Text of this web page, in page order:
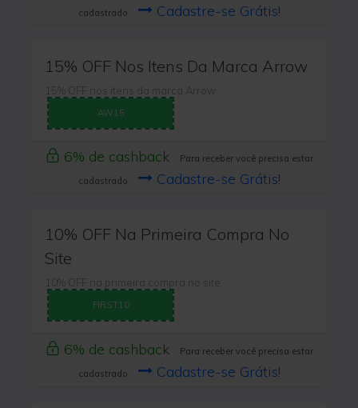
cadastrado
Cadastre-se Grátis!
15% OFF Nos Itens Da Marca Arrow
15% OFF nos itens da marca Arrow
AW15
6% de cashback
Para receber você precisa estar
cadastrado
Cadastre-se Grátis!
10% OFF Na Primeira Compra No
Site
10% OFF na primeira compra no site
FIRST10
6% de cashback
Para receber você precisa estar
cadastrado
Cadastre-se Grátis!